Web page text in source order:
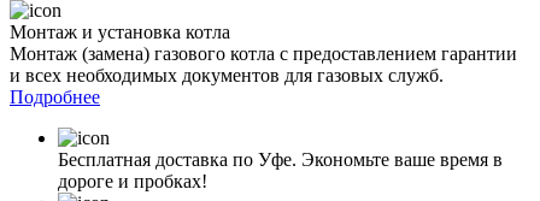
Монтаж и установка котла
Монтаж (замена) газового котла с предоставлением гарантии
и всех необходимых документов для газовых служб.
Подробнее
Бесплатная доставка по Уфе. Экономьте ваше время в
дороге и пробках!